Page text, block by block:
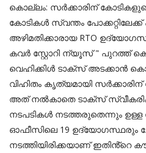
കൊല്ലം: സർക്കാരിന്
കോടികൾ സ്വന്തം
അഴിമതിക്കാരായ RTO
കവർ സ്റ്റോറി ന്യൂസ് " പുറത്ത്
വെഹിക്കിൾ ടാക്സ് അടക്കാൻ
വിഹിതം കൃത്യമായി
അത് നൽകാതെ ടാക്സ്
നടപടികൾ നടത്തരുതെന്നും ഉള്ള
ഓഫീസിലെ 19 ഉദ്യോഗസ്ഥരും
നടത്തിയിരിക്കയാണ് ഇതിൻ്റെ